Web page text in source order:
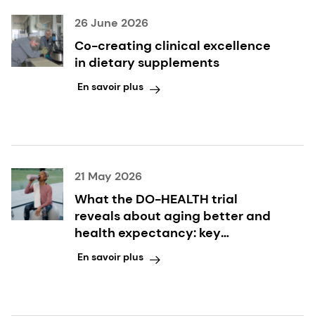
26 June 2026
Co-creating clinical excellence
in dietary supplements
En savoir plus
21 May 2026
What the DO-HEALTH trial
reveals about aging better and
health expectancy: key
takeaways inside
En savoir plus